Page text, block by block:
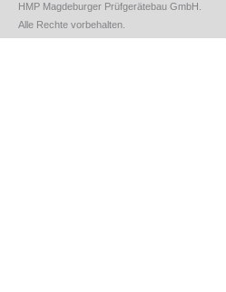
HMP Magdeburger Prüfgerätebau GmbH.
Alle Rechte vorbehalten.